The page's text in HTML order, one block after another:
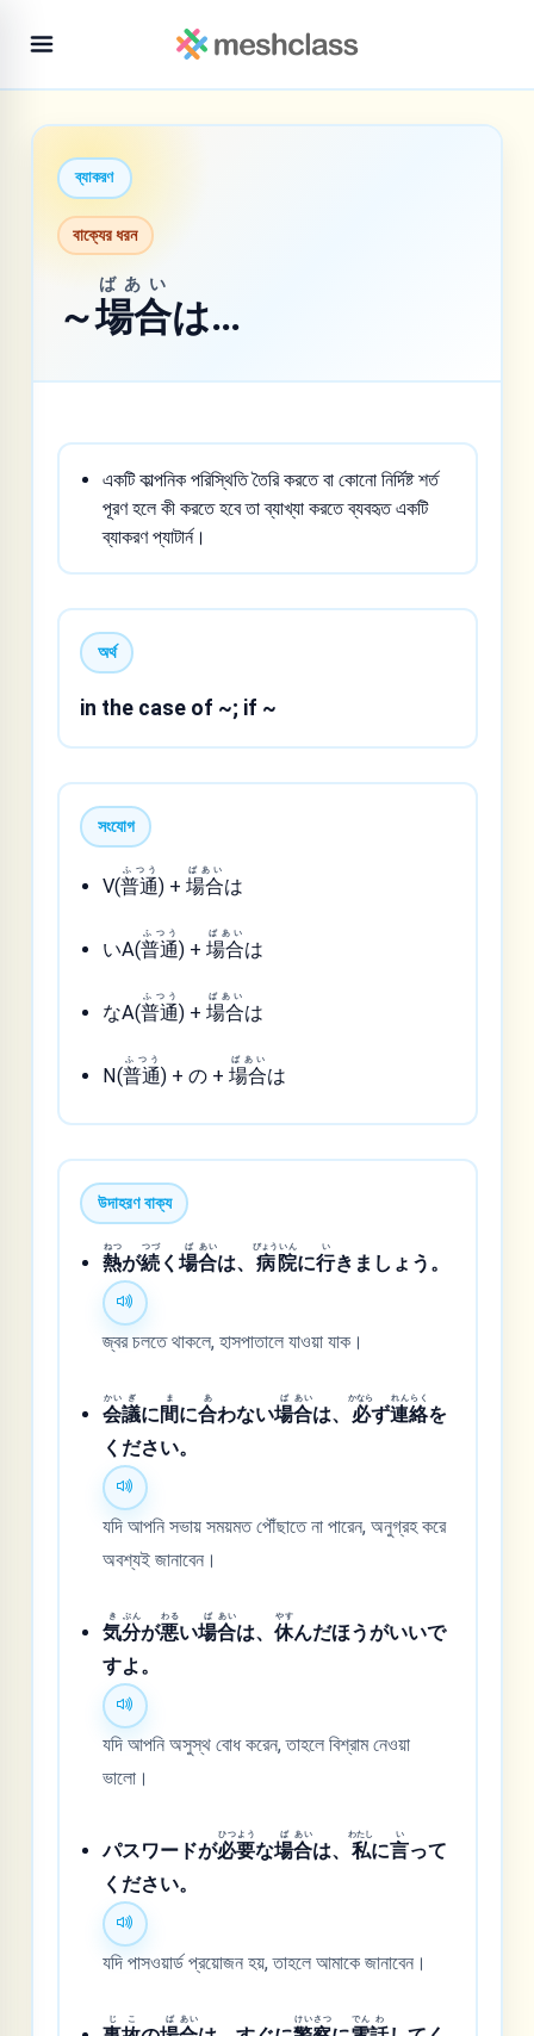
ব্যাকরণ
বাক্যের ধরন
～場合
ばあい
は…
একটি কাল্পনিক পরিস্থিতি তৈরি করতে বা কোনো নির্দিষ্ট শর্ত
পূরণ হলে কী করতে হবে তা ব্যাখ্যা করতে ব্যবহৃত একটি
ব্যাকরণ প্যাটার্ন।
অর্থ
in the case of ~; if ~
সংযোগ
V(普通
ふつう
) +場合
ばあい
は
いA(普通
ふつう
) +場合
ばあい
は
なA(普通
ふつう
) +場合
ばあい
は
N(普通
ふつう
) + の +場合
ばあい
は
উদাহরণ বাক্য
熱
ねつ
が続
つづ
く場
ば
合
あい
は、 病
びょう
院
いん
に行
い
きましょう。
জ্বর চলতে থাকলে, হাসপাতালে যাওয়া যাক।
会
かい
議
ぎ
に間
ま
に合
あ
わない場
ば
合
あい
は、 必
かなら
ず連
れん
絡
らく
を
ください。
যদি আপনি সভায় সময়মত পৌঁছাতে না পারেন, অনুগ্রহ করে
অবশ্যই জানাবেন।
気
き
分
ぶん
が悪
わる
い場
ば
合
あい
は、休
やす
んだほうがいいで
すよ。
যদি আপনি অসুস্থ বোধ করেন, তাহলে বিশ্রাম নেওয়া
ভালো।
パスワードが必
ひつ
要
よう
な場
ば
合
あい
は、 私
わたし
に言
い
って
ください。
যদি পাসওয়ার্ড প্রয়োজন হয়, তাহলে আমাকে জানাবেন।
じ こ ば あい けい さつ でん わ